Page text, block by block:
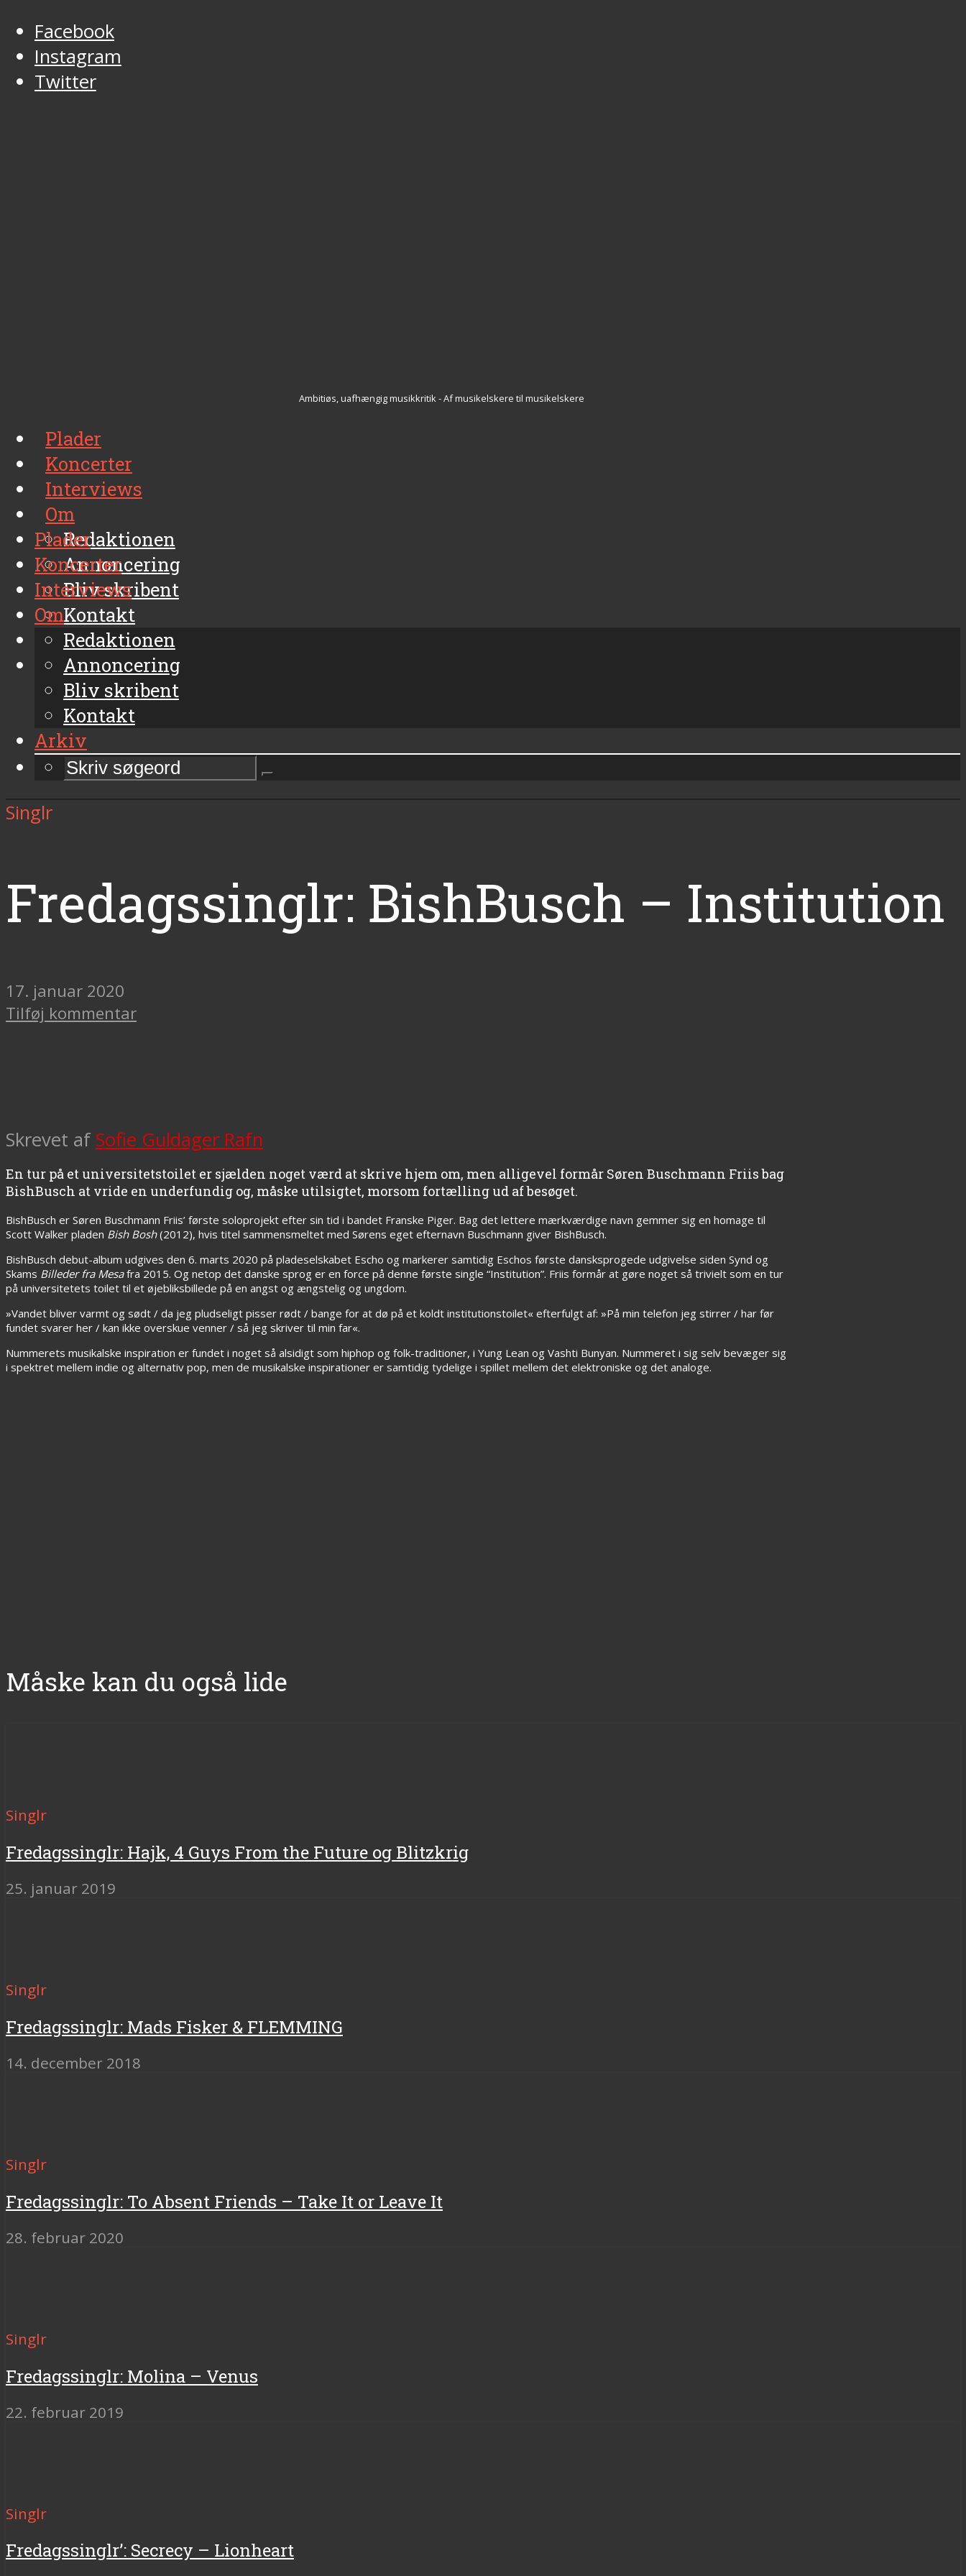
Facebook
Instagram
Twitter
Ambitiøs, uafhængig musikkritik - Af musikelskere til musikelskere
Plader
Koncerter
Interviews
Om
Redaktionen
Annoncering
Bliv skribent
Kontakt
Arkiv
Plader
Koncerter
Interviews
Om
Redaktionen
Annoncering
Bliv skribent
Kontakt
Arkiv
Singlr
Fredagssinglr: BishBusch – Institution
17. januar 2020
Tilføj kommentar
Skrevet af Sofie Guldager Rafn
En tur på et universitetstoilet er sjælden noget værd at skrive hjem om, men alligevel formår Søren Buschmann Friis bag
BishBusch at vride en underfundig og, måske utilsigtet, morsom fortælling ud af besøget.
BishBusch er Søren Buschmann Friis’ første soloprojekt efter sin tid i bandet Franske Piger. Bag det lettere mærkværdige navn gemmer sig en homage til
Scott Walker pladen Bish Bosh(2012), hvis titel sammensmeltet med Sørens eget efternavn Buschmann giver BishBusch.
BishBusch debut-album udgives den 6. marts 2020 på pladeselskabet Escho og markerer samtidig Eschos første dansksprogede udgivelse siden Synd og
Skams Billeder fra Mesafra 2015. Og netop det danske sprog er en force på denne første single “Institution”. Friis formår at gøre noget så trivielt som en tur
på universitetets toilet til et øjebliksbillede på en angst og ængstelig og ungdom.
»Vandet bliver varmt og sødt / da jeg pludseligt pisser rødt / bange for at dø på et koldt institutionstoilet« efterfulgt af: »På min telefon jeg stirrer / har før
fundet svarer her / kan ikke overskue venner / så jeg skriver til min far«.
Nummerets musikalske inspiration er fundet i noget så alsidigt som hiphop og folk-traditioner, i Yung Lean og Vashti Bunyan. Nummeret i sig selv bevæger sig
i spektret mellem indie og alternativ pop, men de musikalske inspirationer er samtidig tydelige i spillet mellem det elektroniske og det analoge.
Måske kan du også lide
Singlr
Fredagssinglr: Hajk, 4 Guys From the Future og Blitzkrig
25. januar 2019
Singlr
Fredagssinglr: Mads Fisker & FLEMMING
14. december 2018
Singlr
Fredagssinglr: To Absent Friends – Take It or Leave It
28. februar 2020
Singlr
Fredagssinglr: Molina – Venus
22. februar 2019
Singlr
Fredagssinglr’: Secrecy – Lionheart